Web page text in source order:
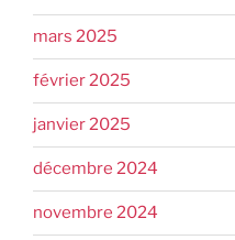
mars 2025
février 2025
janvier 2025
décembre 2024
novembre 2024